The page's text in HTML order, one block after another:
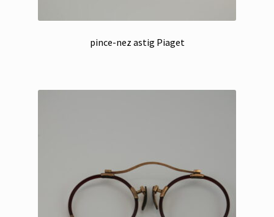
pince-nez astig Piaget